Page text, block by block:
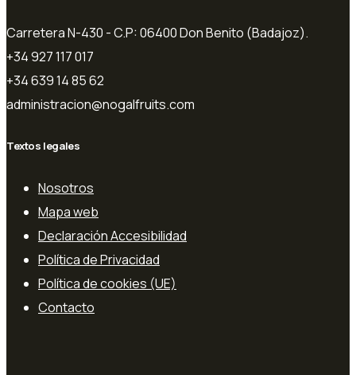
Carretera N-430 - C.P: 06400 Don Benito (Badajoz).
+34 927 117 017
+34 639 14 85 62
administracion@nogalfruits.com
Textos legales
Nosotros
Mapa web
Declaración Accesibilidad
Política de Privacidad
Política de cookies (UE)
Contacto